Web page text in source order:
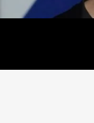
RADIO